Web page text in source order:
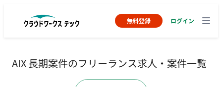
無料登録 ログイン
AIX 長期案件のフリーランス求人・案件一覧